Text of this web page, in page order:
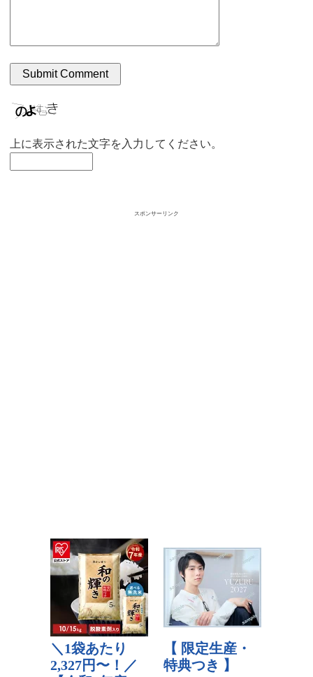
上に表示された文字を入力してください。
スポンサーリンク